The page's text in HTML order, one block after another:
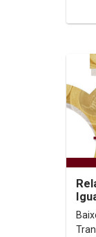
e
Baixe o